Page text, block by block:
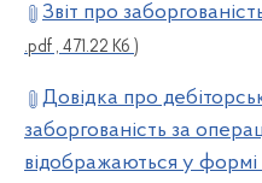
Звіт про
.pdf , 471.22 Кб )
Довідка про
заборгованість за
відображаються у